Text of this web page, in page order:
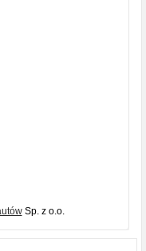
Sp. z o.o.